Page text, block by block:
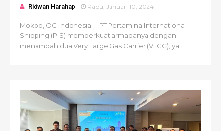
Ridwan Harahap Rabu, Januari 10, 2024
Mokpo, OG Indonesia -- PT Pertamina International
Shipping (PIS) memperkuat armadanya dengan
menambah dua Very Large Gas Carrier (VLGC), ya...